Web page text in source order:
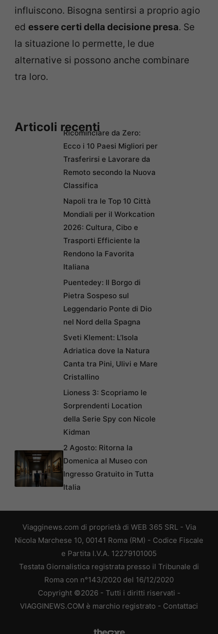
influiscono. Bisogna sentirsi a proprio agio
ed essere certi della decisione presa. Se
la situazione lo permette, le due
alternative si possono anche combinare
tra loro.
Articoli recentiRicominciare da Zero:
Ecco i 10 Paesi Migliori per
Trasferirsi e Lavorare da
Remoto secondo la Nuova
Classifica
Napoli tra le Top 10 Città
Mondiali per il Workcation
2026: Cultura, Cibo e
Trasporti Efficiente la
Rendono la Favorita
Italiana
Puentedey: Il Borgo di
Pietra Sospeso sul
Leggendario Ponte di Dio
nel Nord della Spagna
Sveti Klement: L’Isola
Adriatica dove la Natura
Canta tra Pini, Ulivi e Mare
Cristallino
Lioness 3: Scopriamo le
Sorprendenti Location
della Serie Spy con Nicole
Kidman
2 Agosto: Ritorna la
Domenica al Museo con
Ingresso Gratuito in Tutta
Italia
Viagginews.com di proprietà di WEB 365 SRL - Via
Nicola Marchese 10, 00141 Roma (RM) - Codice Fiscale
e Partita I.V.A. 12279101005
Testata Giornalistica registrata presso il Tribunale di
Roma con n°143/2020 del 16/12/2020
Copyright ©2026 - Tutti i diritti riservati -
VIAGGINEWS.COM è marchio registrato - Contattaci